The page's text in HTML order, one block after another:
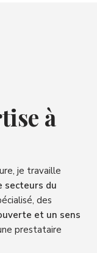
à
je travaille
secteurs du
des
et un sens
prestataire